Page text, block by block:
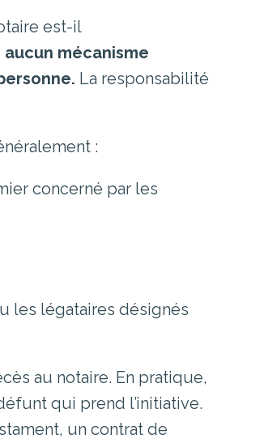
est-il
aucun mécanisme
La responsabilité
:
concerné par les
les légataires désignés
au notaire. En pratique,
qui prend l’initiative.
un contrat de